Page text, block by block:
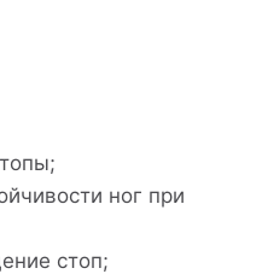
ног при
стоп;